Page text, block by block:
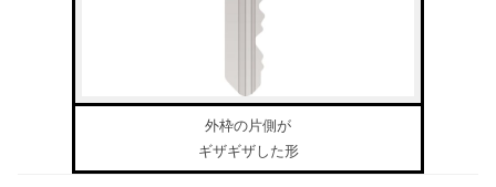
外枠の片側が
ギザギザした形